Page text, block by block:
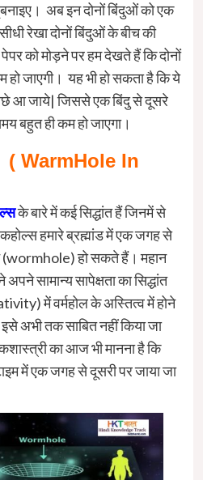
बनाइए। अब इन दोनों बिंदुओं को एक
रेखा दोनों बिंदुओं के बीच की
को मोड़ने पर हम देखते हैं कि दोनों
हो जाएगी। यह भी हो सकता है कि ये
आ जाये| जिससे एक बिंदु से दूसरे
बहुत ही कम हो जाएगा।
( WarmHole In
के बारे में कई सिद्धांत हैं जिनमें से
हमारे ब्रह्मांड में एक जगह से
(wormhole) हो सकते हैं। महान
सामान्य सापेक्षता का सिद्धांत
में वर्महोल के अस्तित्व में होने
अभी तक साबित नहीं किया जा
का आज भी मानना है कि
में एक जगह से दूसरी पर जाया जा